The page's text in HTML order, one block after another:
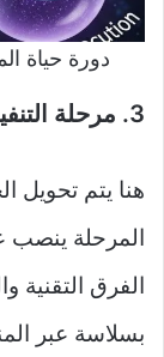
دورة حياة
3. مرحلة التنفيذ (Execution)
هنا يتم تحويل
المرحلة ينصب
الفرق التقنية
بسلاسة عبر